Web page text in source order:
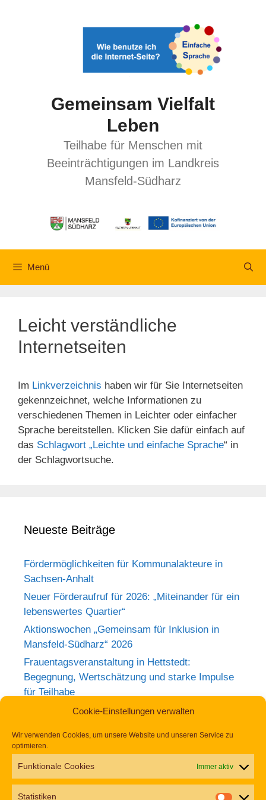
Cookie-Einstellungen verwalten
Wir verwenden Cookies, um unsere Website und unseren Service zu
optimieren.
Funktionale Cookies Immer aktiv
Statistiken
Gemeinsam Vielfalt
Leben
Teilhabe für Menschen mit
Beeinträchtigungen im Landkreis
Mansfeld-Südharz
Menü
Leicht verständliche
Internetseiten
Im Linkverzeichnis haben wir für Sie Internetseiten
gekennzeichnet, welche Informationen zu
verschiedenen Themen in Leichter oder einfacher
Sprache bereitstellen. Klicken Sie dafür einfach auf
das Schlagwort „Leichte und einfache Sprache“ in
der Schlagwortsuche.
Neueste Beiträge
Fördermöglichkeiten für Kommunalakteure in
Sachsen-Anhalt
Neuer Förderaufruf für 2026: „Miteinander für ein
lebenswertes Quartier“
Aktionswochen „Gemeinsam für Inklusion in
Mansfeld-Südharz“ 2026
Frauentagsveranstaltung in Hettstedt:
Begegnung, Wertschätzung und starke Impulse
für Teilhabe
Rückblick zum Weltkrebstag im Europa-
Tag der Begegnung 2026 – Jetzt anmelden und
dabei sein!